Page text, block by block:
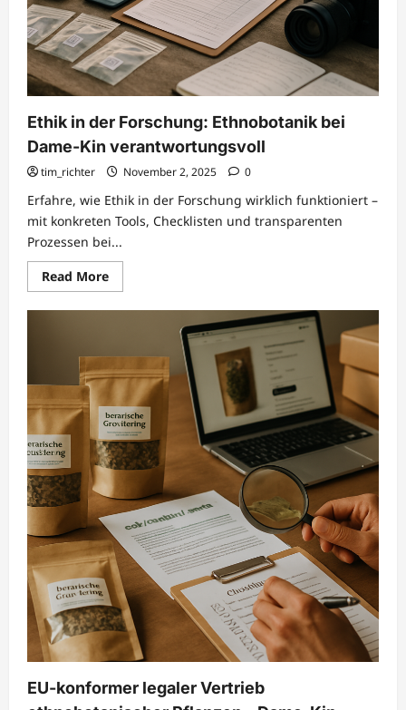
Ethik in der Forschung: Ethnobotanik bei
Dame-Kin verantwortungsvoll
tim_richter November 2, 2025 0
Erfahre, wie Ethik in der Forschung wirklich funktioniert –
mit konkreten Tools, Checklisten und transparenten
Prozessen bei...
Read MoreRead
more
Ethik
Ethnobotanik
bei
Dame-
Kin
verantwortungsvoll
EU-konformer legaler Vertrieb